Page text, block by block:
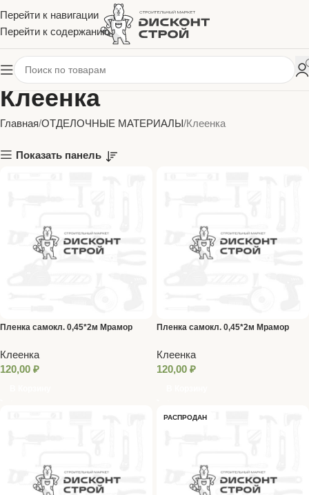
Перейти к навигации
Перейти к содержанию
Клеенка
Главная ОТДЕЛОЧНЫЕ МАТЕРИАЛЫ Клеенка
Показать панель
Пленка самокл. 0,45*2м Мрамор
Клеенка
120,00 ₽
Пленка самокл. 0,45*2м Мрамор
Клеенка
120,00 ₽
РАСПРОДАН